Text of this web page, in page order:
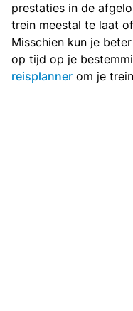
prestaties in de
trein meestal te laat
Misschien kun je
op tijd op je
reisplanner om je